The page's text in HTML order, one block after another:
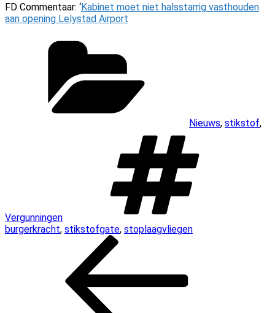
FD Commentaar: ‘Kabinet moet niet halsstarrig vasthouden
aan opening Lelystad Airport
Nieuws, stikstof,
Vergunningen
burgerkracht, stikstofgate, stoplaagvliegen